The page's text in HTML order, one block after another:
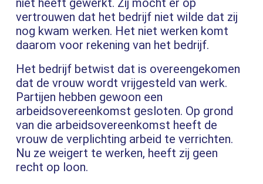
vertrouwen dat het bedrijf niet wilde dat zij
nog kwam werken. Het niet werken komt
daarom voor rekening van het bedrijf.
Het bedrijf betwist dat is overeengekomen
dat de vrouw wordt vrijgesteld van werk.
Partijen hebben gewoon een
arbeidsovereenkomst gesloten. Op grond
van die arbeidsovereenkomst heeft de
vrouw de verplichting arbeid te verrichten.
Nu ze weigert te werken, heeft zij geen
recht op loon.